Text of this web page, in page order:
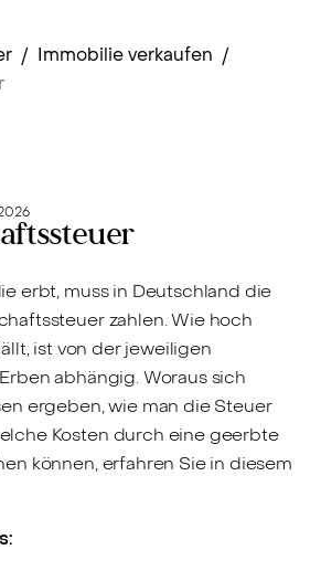
/ Immobilie verkaufen /
erbt, muss in Deutschland die
zahlen. Wie hoch
ist von der jeweiligen
abhängig. Woraus sich
ergeben, wie man die Steuer
Kosten durch eine geerbte
können, erfahren Sie in diesem